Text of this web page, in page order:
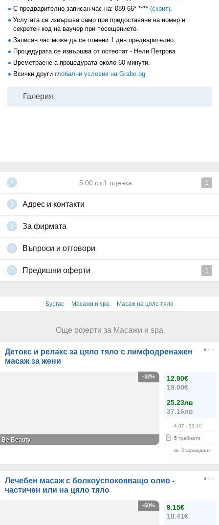
С предварително записан час на: 089 66* **** (скрит).
Услугата се извършва само при предоставяне на номер и
секретен код на ваучер при посещението.
Записан час може да се отмени 1 ден предварително.
Процедурата се извършва от остеопат - Нели Петрова
Времетраене а процедурата около 60 минути.
Всички други глобални условия на Grabo.bg
Галерия
5.00 от 1 оценка 1
Адрес и контакти
За фирмата
Въпроси и отговори
Предишни оферти 1
Бургас · Масажи и spa · Масаж на цяло тяло
Още оферти за Масажи и spa
Детокс и релакс за цяло тяло с лимфодренажен
масаж за жени
12.90€
19.00€
25.23лв
37.16лв
4.07 - 30.10
5 грабнати
кв. Възраждане
-32%
Be Beauty
Лечебен масаж с болкоуспокояващо олио -
частичен или на цяло тяло
9.15€
18.41€
-50%